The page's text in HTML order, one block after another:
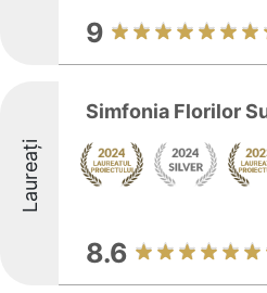
9
Laureați
Simfonia Florilor
8.6